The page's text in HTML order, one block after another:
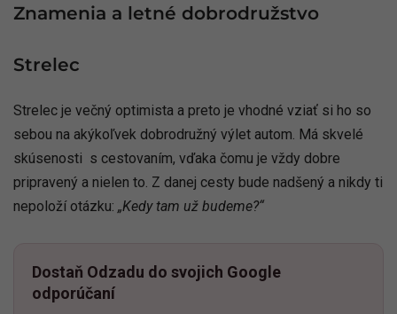
Znamenia a letné dobrodružstvo
Strelec
Strelec je večný optimista a preto je vhodné vziať si ho so
sebou na akýkoľvek dobrodružný výlet autom. Má skvelé
skúsenosti s cestovaním, vďaka čomu je vždy dobre
pripravený a nielen to. Z danej cesty bude nadšený a nikdy ti
nepoloží otázku: „Kedy tam už budeme?“
Dostaň Odzadu do svojich Google
odporúčaní